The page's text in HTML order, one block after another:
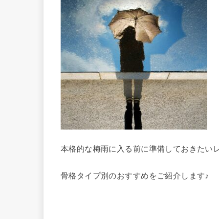
本格的な梅雨に入る前に準備しておきたい
骨格タイプ別のおすすめをご紹介します♪